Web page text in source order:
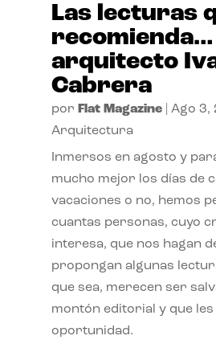
Las lecturas
recomienda…
arquitecto
Cabrera
por Flat Magazine| Ago 3,
Arquitectura
Inmersos en agosto y
mucho mejor los días de
vacaciones o no, hemos
cuantas personas, cuyo
interesa, que nos hagan
propongan algunas
que sea, merecen ser
montón editorial y que les
oportunidad.